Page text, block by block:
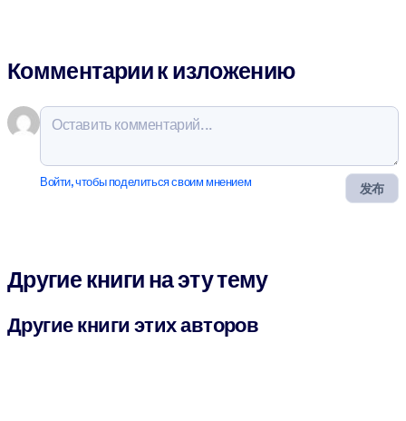
Комментарии к изложению
发布
Войти, чтобы поделиться своим мнением
Другие книги на эту тему
Другие книги этих авторов